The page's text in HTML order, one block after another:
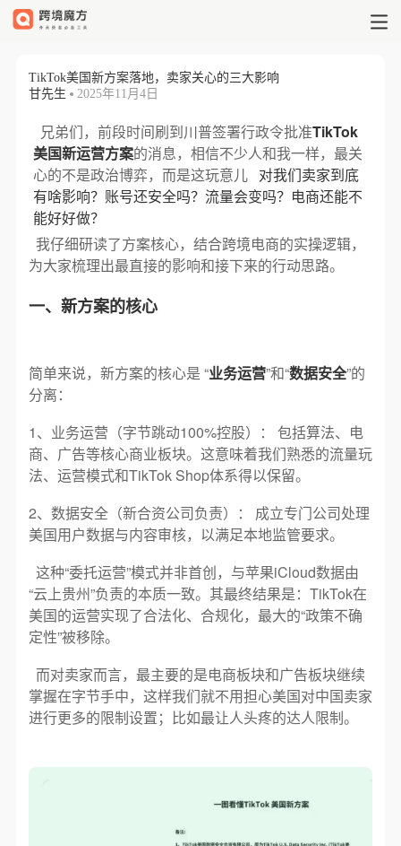
TikTok美国新方案落地，卖家关心的三大影响
甘先生
2025年11月4日
兄弟们，前段时间刷到川普签署行政令批准TikTok
美国新运营方案的消息，相信不少人和我一样，最关
心的不是政治博弈，而是这玩意儿
对我们卖家到底
有啥影响？账号还安全吗？流量会变吗？电商还能不
能好好做？
我仔细研读了方案核心，结合跨境电商的实操逻辑，
为大家梳理出最直接的影响和接下来的行动思路。
一、新方案的核心
简单来说，新方案的核心是 “业务运营”和“数据安全”的
分离：
1、业务运营（字节跳动100%控股）： 包括算法、电
商、广告等核心商业板块。这意味着我们熟悉的流量玩
法、运营模式和TikTok Shop体系得以保留。
2、数据安全（新合资公司负责）： 成立专门公司处理
美国用户数据与内容审核，以满足本地监管要求。
这种“委托运营”模式并非首创，与苹果iCloud数据由
“云上贵州”负责的本质一致。其最终结果是：TikTok在
美国的运营实现了合法化、合规化，最大的“政策不确
定性”被移除。
而对卖家而言，最主要的是电商板块和广告板块继续
掌握在字节手中，这样我们就不用担心美国对中国卖家
进行更多的限制设置；比如最让人头疼的达人限制。